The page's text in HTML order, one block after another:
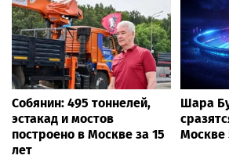
Собянин: 495 тоннелей,
эстакад и мостов
построено в Москве за 15
лет
Шара
Москве